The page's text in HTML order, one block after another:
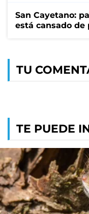
San Cayetano:
está cansado
TU
TE PUEDE